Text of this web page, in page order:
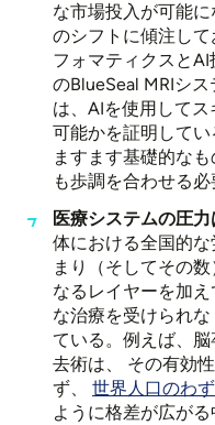
な市場投入が可能
のシフトに傾注し
フォマティクスと
のBlueSeal MRIシ
は、AIを使用して
可能かを証明して
ますます基礎的な
も歩調を合わせる必
医療システムの圧力
体における全国的
まり（そしてその
なるレイヤーを加
な治療を受けられ
ている。例えば、
去術は、 その有効
ず、 世界人口のわ
ように格差が広が